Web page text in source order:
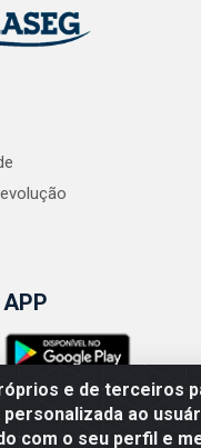
e de terceiros
ao
com o seu perfil e
ATACADISTA